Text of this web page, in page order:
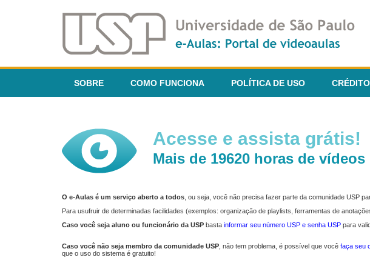
SOBRE COMO FUNCIONA POLÍTICA DE USO
Acesse e assista grátis!
Mais de 19620 horas de vídeos
O e-Aulas é um serviço aberto a todos , ou seja, você não precisa fazer parte da comunidade USP
Para usufruir de determinadas facilidades (exemplos: organização de playlists, ferramentas de
Caso você seja aluno ou funcionário da USP basta informar seu número USP e senha USP para
Caso você não seja membro da comunidade USP , não tem problema, é possível que você faça seu
que o uso do sistema é gratuito!